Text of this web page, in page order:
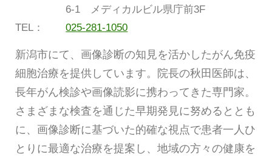
6-1 メディカルビル県庁前3F
TEL：
025-281-1050
新潟市にて、画像診断の知見を活かしたがん免疫
細胞治療を提供しています。院長の秋田医師は、
長年がん検診や画像読影に携わってきた専門家。
さまざまな検査を通じた早期発見に努めるととも
に、画像診断に基づいた的確な視点で患者一人ひ
とりに最適な治療を提案し、地域の方々の健康を